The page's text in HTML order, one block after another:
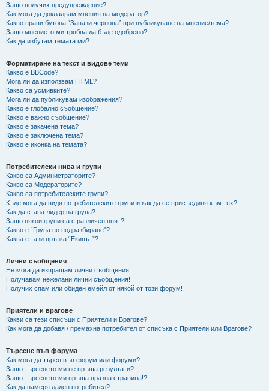
Защо получих предупреждение?
Как мога да докладвам мнения на модератор?
Какво прави бутона “Запази чернова” при публикуване на мнение/тема?
Защо мнението ми трябва да бъде одобрено?
Как да избутам темата ми?
Форматиране на текст и видове теми
Какво е BBCode?
Мога ли да използвам HTML?
Какво са усмивките?
Мога ли да публикувам изображения?
Какво е глобално съобщение?
Какво е важно съобщение?
Какво е закачена тема?
Какво е заключена тема?
Какво е иконка на темата?
Потребителски нива и групи
Какво са Администраторите?
Какво са Модераторите?
Какво са потребителските групи?
Къде мога да видя потребителските групи и как да се присъединя към тях?
Как да стана лидер на група?
Защо някои групи са с различен цвят?
Какво е “Група по подразбиране”?
Каква е тази връзка “Екипът”?
Лични съобщения
Не мога да изпращам лични съобщения!
Получавам нежелани лични съобщения!
Получих спам или обиден емейл от някой от този форум!
Приятели и врагове
Какви са тези списъци с Приятели и Врагове?
Как мога да добавя / премахна потребител от списъка с Приятели или Врагове?
Търсене във форума
Как мога да търся във форум или форуми?
Защо търсенето ми не връща резултати?
Защо търсенето ми връща празна страница!?
Как да намеря даден потребител?